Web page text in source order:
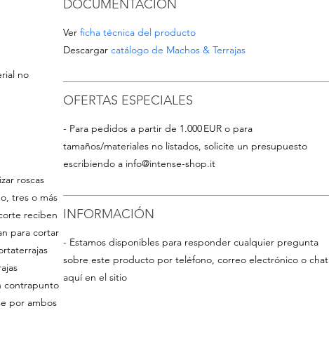
no
roscas
tres o más
reciben
para cortar
contrapunto
por ambos
DOCUMENTACIÓN
Ver ficha técnica del producto
Descargar catálogo de Machos & Terrajas
OFERTAS ESPECIALES
- Para pedidos a partir de 1.000 EUR o para
tamaños/materiales no listados, solicite un presupuesto
escribiendo a info@intense-shop.it
INFORMACIÓN
- Estamos disponibles para responder cualquier pregunta
sobre este producto por teléfono, correo electrónico o chat
aquí en el sitio